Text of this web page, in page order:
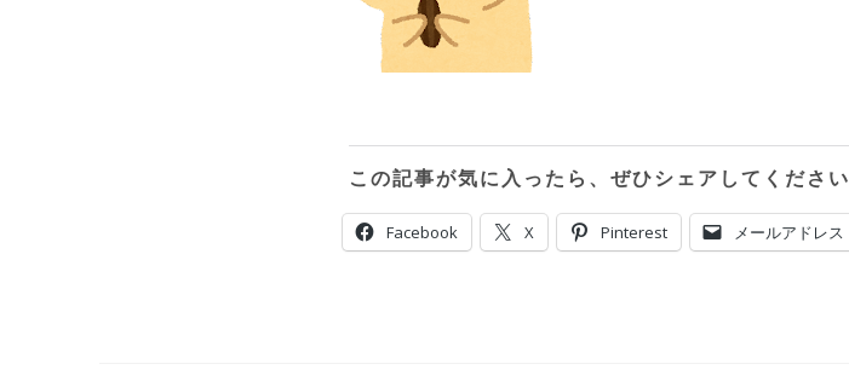
この記事が気に入ったら、ぜひシェアしてください
Facebook X Pinterest メールアドレス